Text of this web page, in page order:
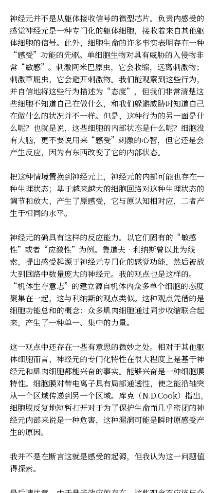
神经元并不是从躯体接收信号的微型芯片。负责内感受的
感觉神经元是一种专门化的躯体细胞，接收着来自其他躯
体细胞的信号。此外，细胞生命的许多事实表明存在一种
“感受”功能的先驱。单细胞生物对具有威胁的入侵物非
常“敏感”。刺激阿米巴原虫，它会收缩，远离刺激物；
刺激草履虫，它会避开刺激物。我们能观察到这些行为，
并自信地将这些行为描述为“态度”，但我们非常清楚这
些细胞不知道自己在做什么，和我们躲避威胁时知道自己
在做什么的状况并不一样。但是，这种行为的另一面是什
么呢？也就是说，这些细胞的内部状态是什么呢？细胞没
有大脑，更不要说用来“感受”刺激的心智，但它还是会
产生反应，因为有东西改变了它的内部状态。
把这种情境置换到神经元上，神经元的内部可能也存在一
种生理状态；基于越来越大的细胞回路对这种生理状态的
调节和放大，产生了原感受，它与原认知相对应，二者产
生于相同的水平。
神经元的确具有这样的反应能力。以它们固有的“敏感
性”或者“应激性”为例。鲁道夫•利纳斯曾以此为线
索，提出感受起源于神经元专门化的感觉功能，然后被放
大到回路中数量庞大的神经元。我的观点也是这样的。
“机体生存意志”的建立源自机体内众多单个细胞的态度
聚集在一起，这与利纳斯的观点类似。这种观点凭借的是
细胞功能总和的概念：众多肌肉细胞通过同步收缩联合起
来，产生了一种单一、集中的力量。
这一观点中还存在一些有意思的微妙之处。相对于其他躯
体细胞而言，神经元的专门化特性在很大程度上是基于神
经元和肌肉细胞都能兴奋的事实。能够兴奋是一种细胞膜
特性。细胞膜对带电离子具有局部通透性，使之能沿轴突
从一个区域传递到另一个区域。库克（N.D.Cook）指出，
细胞膜反复地短暂打开对于为了保护生命而几乎密闭的神
经元内部来说是一种危害，这种漏洞可能是瞬时原感受产
生的原因。
我并不是在断言这就是感受的起源，但我认为这一问题值
得探索。